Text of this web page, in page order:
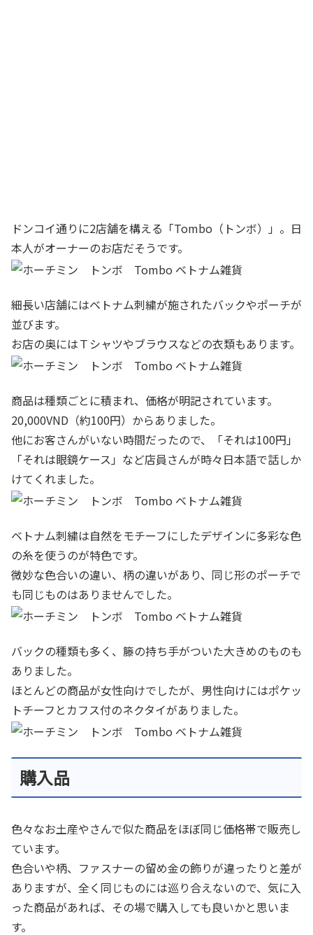
ドンコイ通りに2店舗を構える「Tombo（トンボ）」。日
本人がオーナーのお店だそうです。
細長い店舗にはベトナム刺繍が施されたバックやポーチが
並びます。
お店の奥にはＴシャツやブラウスなどの衣類もあります。
商品は種類ごとに積まれ、価格が明記されています。
20,000VND（約100円）からありました。
他にお客さんがいない時間だったので、「それは100円」
「それは眼鏡ケース」など店員さんが時々日本語で話しか
けてくれました。
ベトナム刺繍は自然をモチーフにしたデザインに多彩な色
の糸を使うのが特色です。
微妙な色合いの違い、柄の違いがあり、同じ形のポーチで
も同じものはありませんでした。
バックの種類も多く、籐の持ち手がついた大きめのものも
ありました。
ほとんどの商品が女性向けでしたが、男性向けにはポケッ
トチーフとカフス付のネクタイがありました。
購入品
色々なお土産やさんで似た商品をほぼ同じ価格帯で販売し
ています。
色合いや柄、ファスナーの留め金の飾りが違ったりと差が
ありますが、全く同じものには巡り合えないので、気に入
った商品があれば、その場で購入しても良いかと思いま
す。